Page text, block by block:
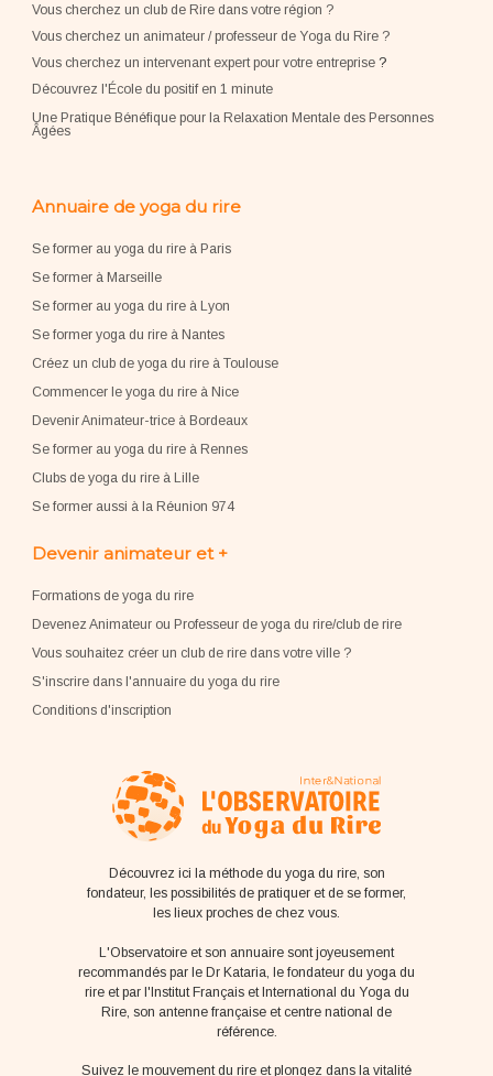
Vous cherchez un club de Rire dans votre région ?
Vous cherchez un animateur / professeur de Yoga du Rire ?
Vous cherchez un intervenant expert pour votre entreprise?
Découvrez l'École du positif en 1 minute
Une Pratique Bénéfique pour la Relaxation Mentale des Personnes
Âgées
Annuaire de yoga du rire
Se former au yoga du rire à Paris
Se former à Marseille
Se former au yoga du rire à Lyon
Se former yoga du rire à Nantes
Créez un club de yoga du rire à Toulouse
Commencer le yoga du rire à Nice
Devenir Animateur-trice à Bordeaux
Se former au yoga du rire à Rennes
Clubs de yoga du rire à Lille
Se former aussi à la Réunion 974
Devenir animateur et +
Formations de yoga du rire
Devenez Animateur ou Professeur de yoga du rire/club de rire
Vous souhaitez créer un club de rire dans votre ville ?
S'inscrire dans l'annuaire du yoga du rire
Conditions d'inscription
Découvrez ici la méthode du yoga du rire, son
fondateur, les possibilités de pratiquer et de se former,
les lieux proches de chez vous.
L'Observatoire et son annuaire sont joyeusement
recommandés par le Dr Kataria, le fondateur du yoga du
rire et par l'Institut Français et International du Yoga du
Rire, son antenne française et centre national de
référence.
Suivez le mouvement du rire et plongez dans la vitalité